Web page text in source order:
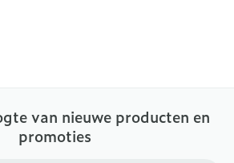
van nieuwe producten en
promoties